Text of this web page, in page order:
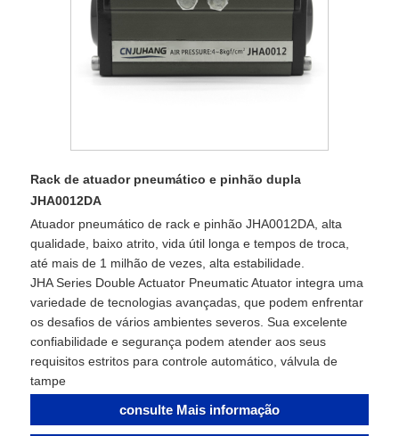
Rack de atuador pneumático e pinhão dupla
JHA0012DA
Atuador pneumático de rack e pinhão JHA0012DA, alta
qualidade, baixo atrito, vida útil longa e tempos de troca,
até mais de 1 milhão de vezes, alta estabilidade.
JHA Series Double Actuator Pneumatic Atuator integra uma
variedade de tecnologias avançadas, que podem enfrentar
os desafios de vários ambientes severos. Sua excelente
confiabilidade e segurança podem atender aos seus
requisitos estritos para controle automático, válvula de
tampe
consulte Mais informação